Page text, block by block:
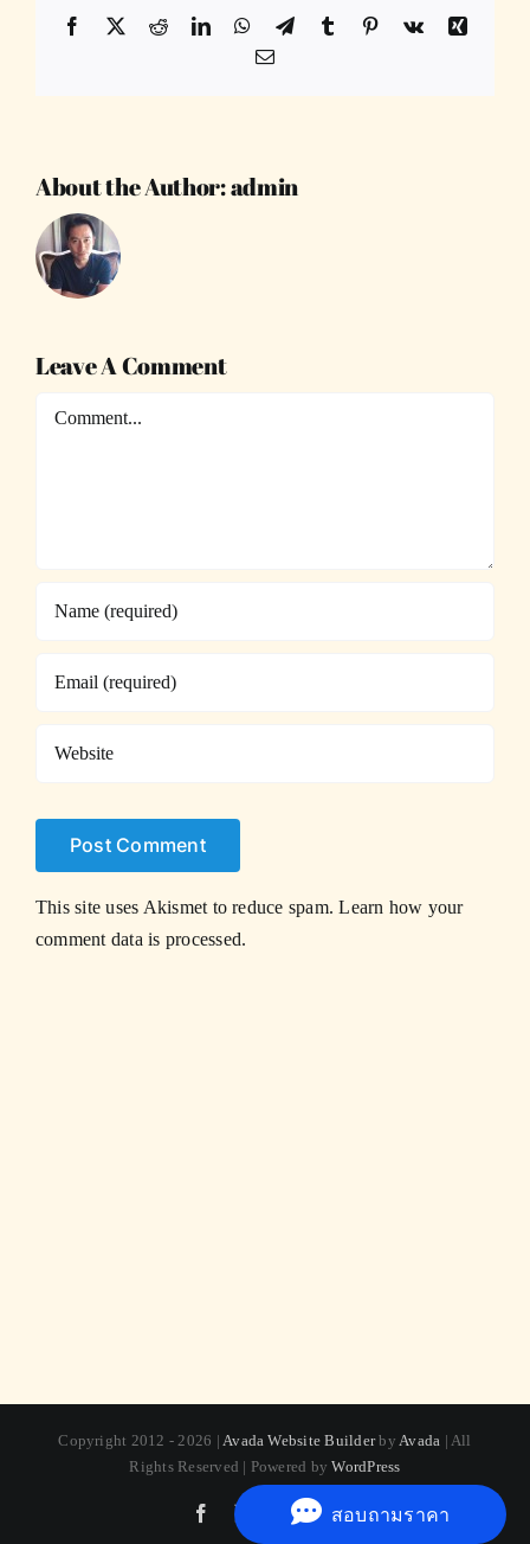
สอบถามราคา
Facebook
X RedditLinkedInWhatsApp
TelegramTumblr Pinterest
Vk
Xing
Email
About the Author:admin
Leave A Comment
Comment
This site uses Akismet to reduce spam.Learn how your
comment data is processed.
Copyright 2012 - 2026 | Avada Website Builderby Avada | All
Rights Reserved | Powered byWordPress
Facebook InstagramPinterest